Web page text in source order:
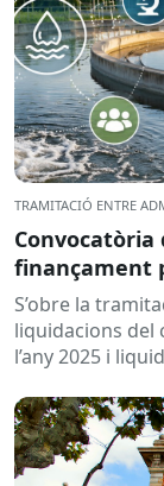
TRAMITACIÓ ENTRE
Convocatòria
finançament
2026
S’obre la
liquidacions del
l’any 2025 i